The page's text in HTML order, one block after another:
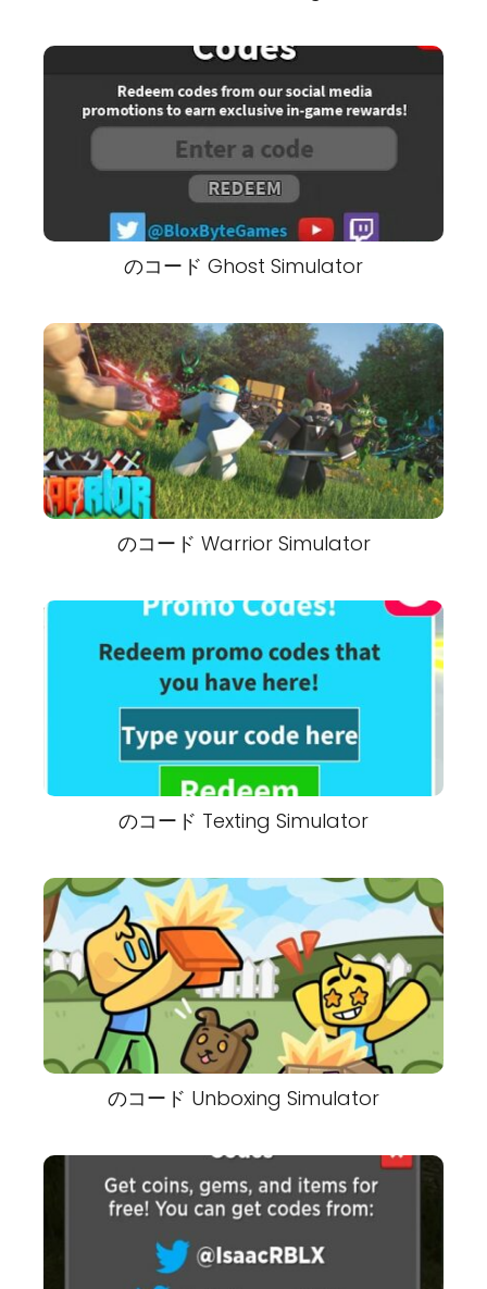
のコード Ghost Simulator
のコード Warrior Simulator
のコード Texting Simulator
のコード Unboxing Simulator